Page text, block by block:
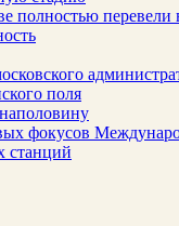
полностью перевели
поля
фокусов
станций